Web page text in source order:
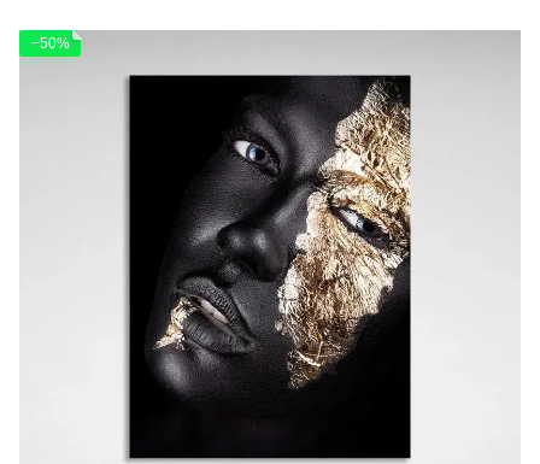
−50%